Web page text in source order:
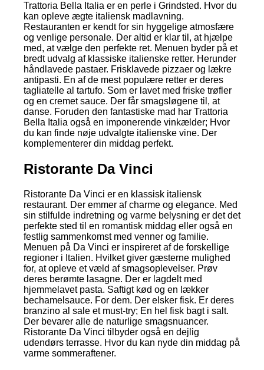
Trattoria Bella Italia er en perle i Grindsted. Hvor du
kan opleve ægte italiensk madlavning.
Restauranten er kendt for sin hyggelige atmosfære
og venlige personale. Der altid er klar til, at hjælpe
med, at vælge den perfekte ret. Menuen byder på et
bredt udvalg af klassiske italienske retter. Herunder
håndlavede pastaer. Frisklavede pizzaer og lækre
antipasti. En af de mest populære retter er deres
tagliatelle al tartufo. Som er lavet med friske trøfler
og en cremet sauce. Der får smagsløgene til, at
danse. Foruden den fantastiske mad har Trattoria
Bella Italia også en imponerende vinkælder; Hvor
du kan finde nøje udvalgte italienske vine. Der
komplementerer din middag perfekt.
Ristorante Da Vinci
Ristorante Da Vinci er en klassisk italiensk
restaurant. Der emmer af charme og elegance. Med
sin stilfulde indretning og varme belysning er det det
perfekte sted til en romantisk middag eller også en
festlig sammenkomst med venner og familie.
Menuen på Da Vinci er inspireret af de forskellige
regioner i Italien. Hvilket giver gæsterne mulighed
for, at opleve et væld af smagsoplevelser. Prøv
deres berømte lasagne. Der er lagdelt med
hjemmelavet pasta. Saftigt kød og en lækker
bechamelsauce. For dem. Der elsker fisk. Er deres
branzino al sale et must-try; En hel fisk bagt i salt.
Der bevarer alle de naturlige smagsnuancer.
Ristorante Da Vinci tilbyder også en dejlig
udendørs terrasse. Hvor du kan nyde din middag på
varme sommeraftener.